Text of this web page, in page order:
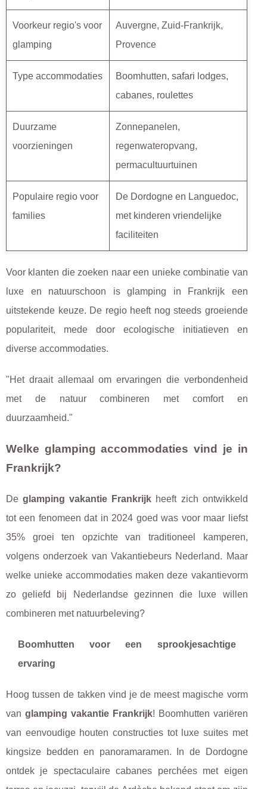
Voorkeur regio's voor
glamping
Auvergne, Zuid-Frankrijk,
Provence
Type accommodaties
Boomhutten, safari lodges,
cabanes, roulettes
Duurzame
voorzieningen
Zonnepanelen,
regenwateropvang,
permacultuurtuinen
Populaire regio voor
families
De Dordogne en Languedoc,
met kinderen vriendelijke
faciliteiten
Voor klanten die zoeken naar een unieke combinatie van
luxe en natuurschoon is glamping in Frankrijk een
uitstekende keuze. De regio heeft nog steeds groeiende
populariteit, mede door ecologische initiatieven en
diverse accommodaties.
"Het draait allemaal om ervaringen die verbondenheid
met de natuur combineren met comfort en
duurzaamheid."
Welke glamping accommodaties vind je in
Frankrijk?
Deglamping vakantie Frankrijk heeft zich ontwikkeld
tot een fenomeen dat in 2024 goed was voor maar liefst
35% groei ten opzichte van traditioneel kamperen,
volgens onderzoek van Vakantiebeurs Nederland. Maar
welke unieke accommodaties maken deze vakantievorm
zo geliefd bij Nederlandse gezinnen die luxe willen
combineren met natuurbeleving?
Boomhutten voor een sprookjesachtige
ervaring
Hoog tussen de takken vind je de meest magische vorm
van glamping vakantie Frankrijk! Boomhutten variëren
van eenvoudige houten constructies tot luxe suites met
kingsize bedden en panoramaramen. In de Dordogne
ontdek je spectaculaire cabanes perchées met eigen